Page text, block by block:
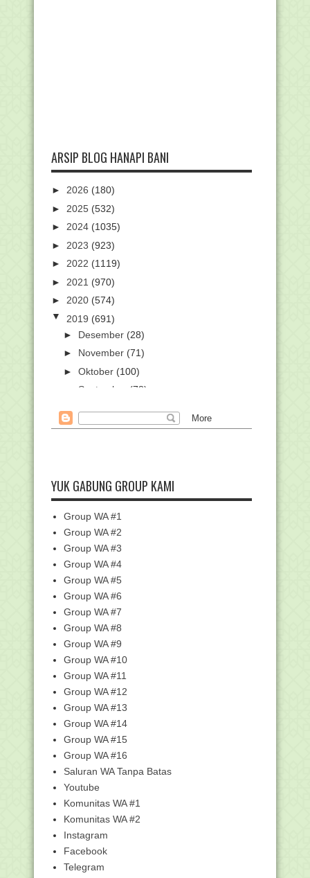
ARSIP BLOG HANAPI BANI
► 2026 (180)
► 2025 (532)
► 2024 (1035)
► 2023 (923)
► 2022 (1119)
► 2021 (970)
► 2020 (574)
▼ 2019 (691)
► Desember (28)
► November (71)
► Oktober (100)
September
(78)
►Juli(42)
►April(39)
►Maret(62)
►Februari(76)
▼Januari(67)
Cara Login SIAGA Pendis
Cara Daftar di Rumah Belajar
(belajar.kemdikbud.go...
Belajar Gratis lewat Rumah Belajar
Kemendikbud
Pengumuman Pergantian Semester
Genap 2018/2019 SIM...
Cara Registrasi Akun SIAGA Kemenag
Segera Verval Data Guru dan
Pengawas PAI melalui A...
Penjelasan Mengenai Patching 8 ARD
(Aplikasi Rapor...
Tinggalkan Hal Yang Tidak Penting
Biaya Haji Indonesia Termurah se-
ASEAN
Bolehkah Imam dan Makmum Berbeda
Darah Terputus-putus; Antara Haid dan
Istihadlah
Kemenag Hadirkan Aplikasi Bank Artikel
Versi Android
Surat Pernyataaan KH. Ahmad Fahmi
YUK GABUNG GROUP KAMI
Group WA #1
Group WA #2
Group WA #3
Group WA #4
Group WA #5
Group WA #6
Group WA #7
Group WA #8
Group WA #9
Group WA #10
Group WA #11
Group WA #12
Group WA #13
Group WA #14
Group WA #15
Group WA #16
Saluran WA Tanpa Batas
Youtube
Komunitas WA #1
Komunitas WA #2
Instagram
Facebook
Telegram